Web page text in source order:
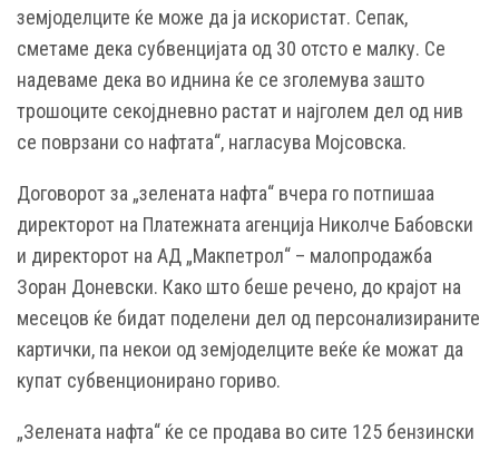
земјоделците ќе може да ја искористат. Сепак,
сметаме дека субвенцијата од 30 отсто е малку. Се
надеваме дека во иднина ќе се зголемува зашто
трошоците секојдневно растат и најголем дел од нив
се поврзани со нафтата“, нагласува Мојсовска.
Договорот за „зелената нафта“ вчера го потпишаа
директорот на Платежната агенција Николче Бабовски
и директорот на АД „Макпетрол“ – малопродажба
Зоран Доневски. Како што беше речено, до крајот на
месецов ќе бидат поделени дел од персонализираните
картички, па некои од земјоделците веќе ќе можат да
купат субвенционирано гориво.
„Зелената нафта“ ќе се продава во сите 125 бензински